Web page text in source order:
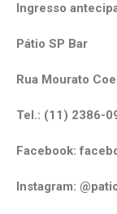
Ingresso
Pátio SP Bar
Rua Mourato
Tel.: (11) 2386-
Facebook:
Instagram: